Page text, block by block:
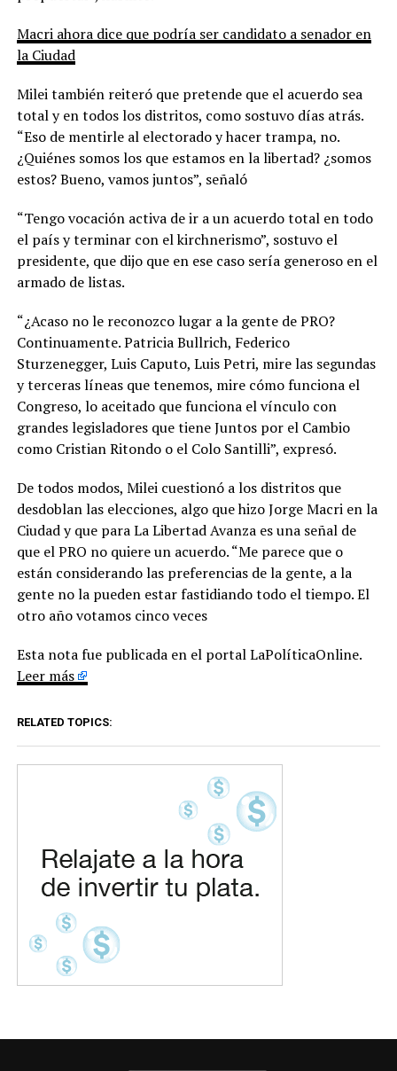
Macri ahora dice que podría ser candidato a senador en
la Ciudad
Milei también reiteró que pretende que el acuerdo sea
total y en todos los distritos, como sostuvo días atrás.
“Eso de mentirle al electorado y hacer trampa, no.
¿Quiénes somos los que estamos en la libertad? ¿somos
estos? Bueno, vamos juntos”, señaló
“Tengo vocación activa de ir a un acuerdo total en todo
el país y terminar con el kirchnerismo”, sostuvo el
presidente, que dijo que en ese caso sería generoso en el
armado de listas.
“¿Acaso no le reconozco lugar a la gente de PRO?
Continuamente. Patricia Bullrich, Federico
Sturzenegger, Luis Caputo, Luis Petri, mire las segundas
y terceras líneas que tenemos, mire cómo funciona el
Congreso, lo aceitado que funciona el vínculo con
grandes legisladores que tiene Juntos por el Cambio
como Cristian Ritondo o el Colo Santilli”, expresó.
De todos modos, Milei cuestionó a los distritos que
desdoblan las elecciones, algo que hizo Jorge Macri en la
Ciudad y que para La Libertad Avanza es una señal de
que el PRO no quiere un acuerdo. “Me parece que o
están considerando las preferencias de la gente, a la
gente no la pueden estar fastidiando todo el tiempo. El
otro año votamos cinco veces
Esta nota fue publicada en el portal LaPolíticaOnline.
Leer más
RELATED TOPICS: